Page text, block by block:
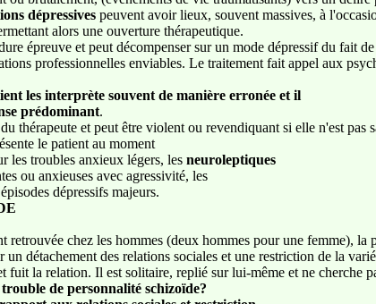
dépressives peuvent avoir lieux, souvent massives, à
alors une ouverture thérapeutique.
épreuve et peut décompenser sur un mode dépressif du fait
professionnelles enviables. Le traitement fait appel aux
les interprète souvent de manière erronée et il
prédominant.
thérapeute et peut être violent ou revendiquant si elle n'est pas
le patient au moment
les troubles anxieux légers, les neuroleptiques
ou anxieuses avec agressivité, les
dépressifs majeurs.
retrouvée chez les hommes (deux hommes pour une femme), la
un détachement des relations sociales et une restriction de la
fuit la relation. Il est solitaire, replié sur lui-même et ne cherche
de personnalité schizoïde?